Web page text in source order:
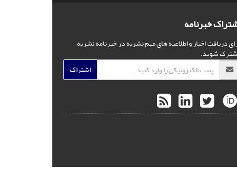
خبرنامه
دریافت اخبار و اطلاعیه های مهم نشریه در خبرنامه نشریه
شوید.
اشتراک